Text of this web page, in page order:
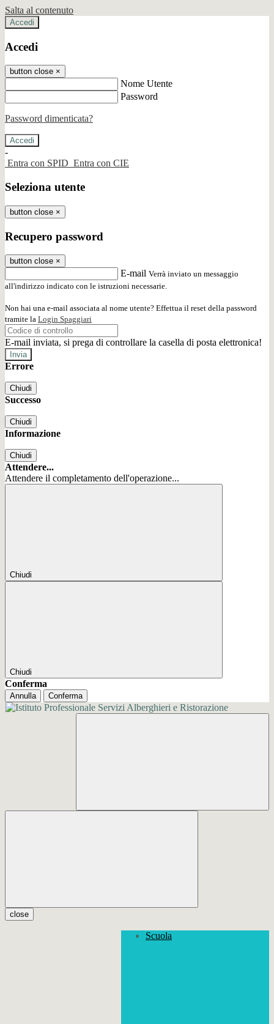
Salta al contenuto
Accedi
Accedi
button close ×
Nome Utente
Password
Password dimenticata?
-
Entra con SPID Entra con CIE
Seleziona utente
button close ×
Recupero password
button close ×
E-mail Verrà inviato un messaggio
all'indirizzo indicato con le istruzioni necessarie.
Non hai una e-mail associata al nome utente? Effettua il reset della password
tramite la Login Spaggiari
E-mail inviata, si prega di controllare la casella di posta elettronica!
Errore
Chiudi
Successo
Chiudi
Informazione
Chiudi
Attendere...
Attendere il completamento dell'operazione...
Chiudi
Chiudi
Conferma
Annulla Conferma
close
Scuola